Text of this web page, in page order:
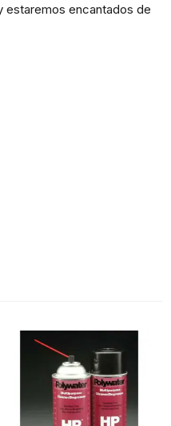
estaremos encantados de